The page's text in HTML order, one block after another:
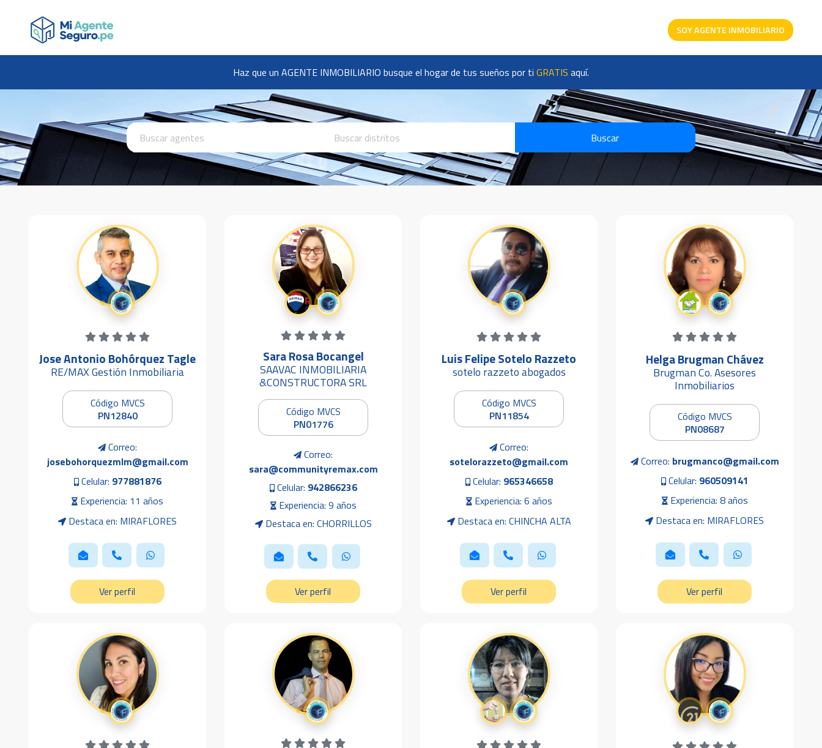
SOY AGENTE INMOBILIARIO
Haz que un AGENTE INMOBILIARIO busque el hogar de tus sueños por ti GRATIS aquí.
Buscar
Jose Antonio Bohórquez Tagle
RE/MAX Gestión Inmobiliaria
Código MVCS
PN12840
Correo:
josebohorquezmlm@gmail.com
Celular: 977881876
Experiencia: 11 años
Destaca en: MIRAFLORES
Ver perfil
Sara Rosa Bocangel
SAAVAC INMOBILIARIA
&CONSTRUCTORA SRL
Código MVCS
PN01776
Correo:
sara@communityremax.com
Celular: 942866236
Experiencia: 9 años
Destaca en: CHORRILLOS
Ver perfil
Luis Felipe Sotelo Razzeto
sotelo razzeto abogados
Código MVCS
PN11854
Correo:
sotelorazzeto@gmail.com
Celular: 965346658
Experiencia: 6 años
Destaca en: CHINCHA ALTA
Ver perfil
Helga Brugman Chávez
Brugman Co. Asesores
Inmobiliarios
Código MVCS
PN08687
Correo: brugmanco@gmail.com
Celular: 960509141
Experiencia: 8 años
Destaca en: MIRAFLORES
Ver perfil